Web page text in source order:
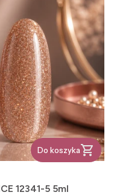
Do koszyka
12341-5 5ml